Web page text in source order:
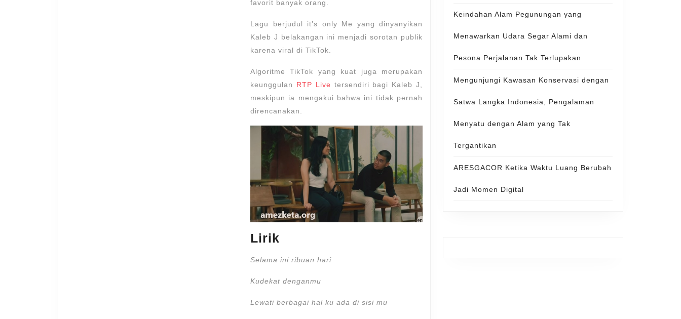
favorit banyak orang.
Lagu berjudul it’s only Me yang dinyanyikan
Kaleb J belakangan ini menjadi sorotan publik
karena viral di TikTok.
Algoritme TikTok yang kuat juga merupakan
keunggulan RTP Live tersendiri bagi Kaleb J,
meskipun ia mengakui bahwa ini tidak pernah
direncanakan.
Lirik
Selama ini ribuan hari
Kudekat denganmu
Lewati berbagai hal ku ada di sisi mu
Keindahan Alam Pegunungan yang
Menawarkan Udara Segar Alami dan
Pesona Perjalanan Tak Terlupakan
Mengunjungi Kawasan Konservasi dengan
Satwa Langka Indonesia, Pengalaman
Menyatu dengan Alam yang Tak
Tergantikan
ARESGACOR Ketika Waktu Luang Berubah
Jadi Momen Digital